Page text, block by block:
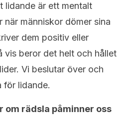
lidande är ett mentalt
människor dömer sina
dem positiv eller
vis beror det helt och hållet
Vi beslutar över och
för lidande.
om rädsla påminner oss